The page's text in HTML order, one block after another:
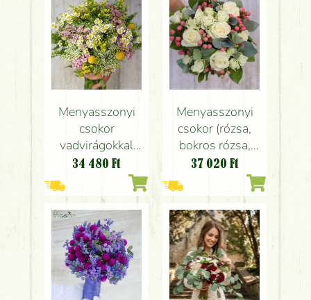
Menyasszonyi
csokor
vadvirágokkal
(kamilla, solidago,
viaszvirág, sárga,
rózsaszín)
34 480 Ft
Menyasszonyi
csokor (rózsa,
bokros rózsa,
hypericum,
eukaliptusz, fehér,
rózsaszín)
37 020 Ft